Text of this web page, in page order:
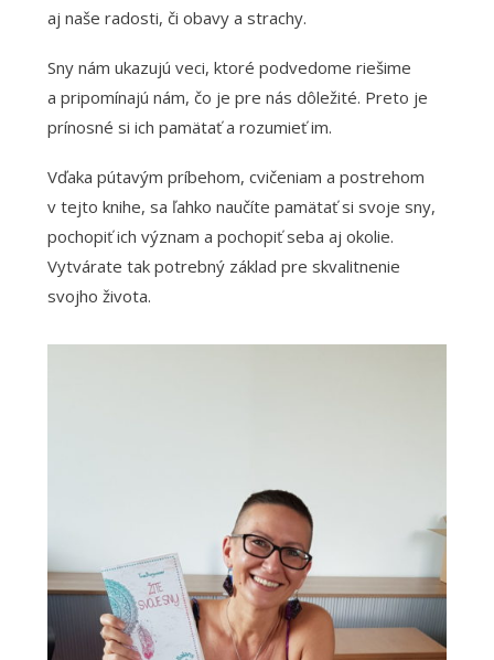
aj naše radosti, či obavy a strachy.
Sny nám ukazujú veci, ktoré podvedome riešime
a pripomínajú nám, čo je pre nás dôležité. Preto je
prínosné si ich pamätať a rozumieť im.
Vďaka pútavým príbehom, cvičeniam a postrehom
v tejto knihe, sa ľahko naučíte pamätať si svoje sny,
pochopiť ich význam a pochopiť seba aj okolie.
Vytvárate tak potrebný základ pre skvalitnenie
svojho života.